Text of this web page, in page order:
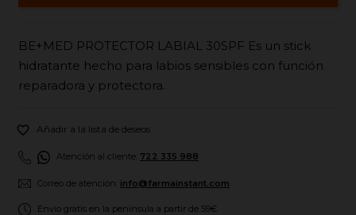
BE+MED PROTECTOR LABIAL 30SPF Es un stick
hidratante hecho para labios sensibles con función
reparadora y protectora.
 Añadir a la lista de deseos
Atención al cliente: 722 335 988
Correo de atención: info@farmainstant.com
Envío gratis en la península a partir de 59€